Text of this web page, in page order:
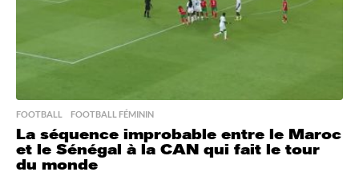
FOOTBALL ,FOOTBALL FÉMININ
La séquence improbable entre le Maroc
et le Sénégal à la CAN qui fait le tour
du monde